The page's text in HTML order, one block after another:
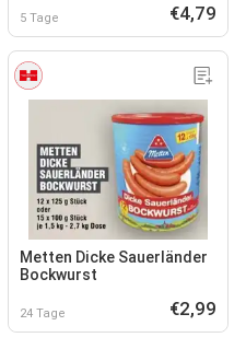
5 Tage €4,79
Metten Dicke Sauerländer
Bockwurst
24 Tage €2,99